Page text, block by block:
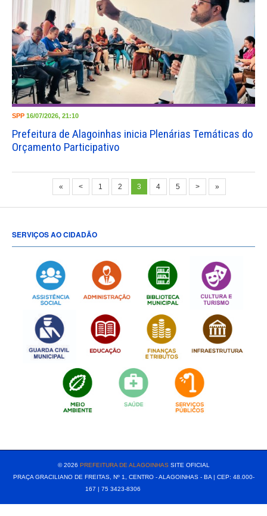
SPP 16/07/2026, 21:10
Prefeitura de Alagoinhas inicia Plenárias Temáticas do
Orçamento Participativo
« < 1 2 3 4 5 > »
SERVIÇOS AO CIDADÃO
© 2026 PREFEITURA DE ALAGOINHASSITE OFICIAL
PRAÇA GRACILIANO DE FREITAS, Nº 1, CENTRO - ALAGOINHAS - BA | CEP: 48.000-
167 | 75 3423-8306⠀⠀⠀⠀⠀⠀⠀⠀⠀⠀